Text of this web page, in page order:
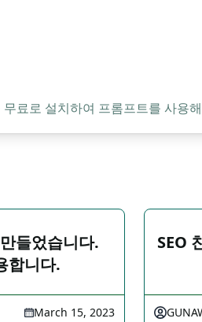
료로 설치하여 프롬프트를 사용
들었습니다.
합니다.
March 15, 2023
SEO